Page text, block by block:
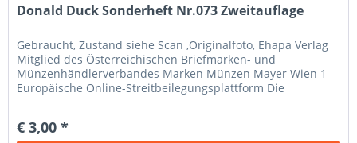
Donald Duck Sonderheft Nr.073 Zweitauflage
Gebraucht, Zustand siehe Scan ,Originalfoto, Ehapa Verlag
Mitglied des Österreichischen Briefmarken- und
Münzenhändlerverbandes Marken Münzen Mayer Wien 1
Europäische Online-Streitbeilegungsplattform Die
€ 3,00 *